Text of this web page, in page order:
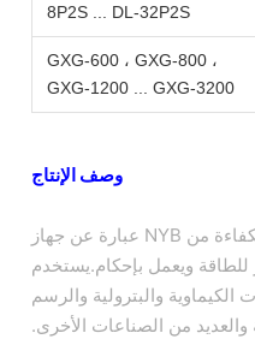
8P2S ... DL-32P2S
GXG-600 ، GXG-800 ،
GXG-1200 ... GXG-3200
وصف الإنتاج
إن مرشح ورقة نوع اللوحة عالي الكفاءة من NYB عبارة عن جهاز
ويعمل بإحكام.يستخدم
والبترولية والرسم
والعديد من الصناعات الأخرى.